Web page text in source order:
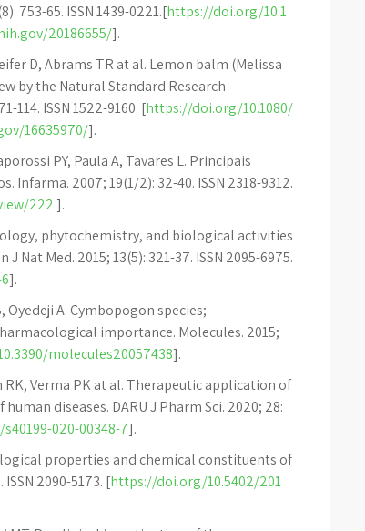
753-65. ISSN 1439-0221.[https://doi.org/10.1
20186655/].
D, Abrams TR at al. Lemon balm (Melissa
by the Natural Standard Research
114. ISSN 1522-9160. [https://doi.org/10.1080/
16635970/].
PY, Paula A, Tavares L. Principais
2007; 19(1/2): 32-40. ISSN 2318-9312.
222 ].
phytochemistry, and biological activities
Nat Med. 2015; 13(5): 321-37. ISSN 2095-6975.
].
Oyedeji A. Cymbopogon species;
importance. Molecules. 2015;
molecules20057438].
RK, Verma PK at al. Therapeutic application of
diseases. DARU J Pharm Sci. 2020; 28:
020-00348-7].
properties and chemical constituents of
2090-5173. [https://doi.org/10.5402/201